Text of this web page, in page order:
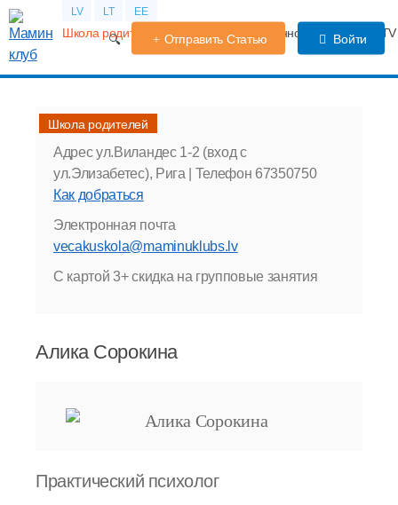
LV LT EE
Школа родителей Календарь беременности Форум
Отправить Статью Войти
Школа родителей
Адресул.Виландес 1-2 (вход с
ул.Элизабетес), Рига | Телефон 67350750
Как добраться
Электронная почта
vecakuskola@maminuklubs.lv
С картой 3+ скидка на групповые занятия
Алика Сорокина
Практический психолог